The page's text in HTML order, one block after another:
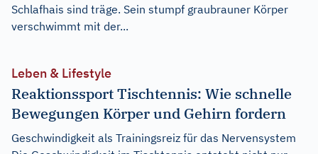
Schlafhais sind träge. Sein stumpf graubrauner Körper
verschwimmt mit der...
Leben & Lifestyle
Reaktionssport Tischtennis: Wie schnelle
Bewegungen Körper und Gehirn fordern
Geschwindigkeit als Trainingsreiz für das Nervensystem